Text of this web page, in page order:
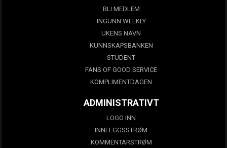
BLI MEDLEM
INGUNN WEEKLY
UKENS NAVN
KUNNSKAPSBANKEN
STUDENT
FANS OF GOOD SERVICE
KOMPLIMENTDAGEN
ADMINISTRATIVT
LOGG INN
INNLEGGSSTRØM
KOMMENTARSTRØM